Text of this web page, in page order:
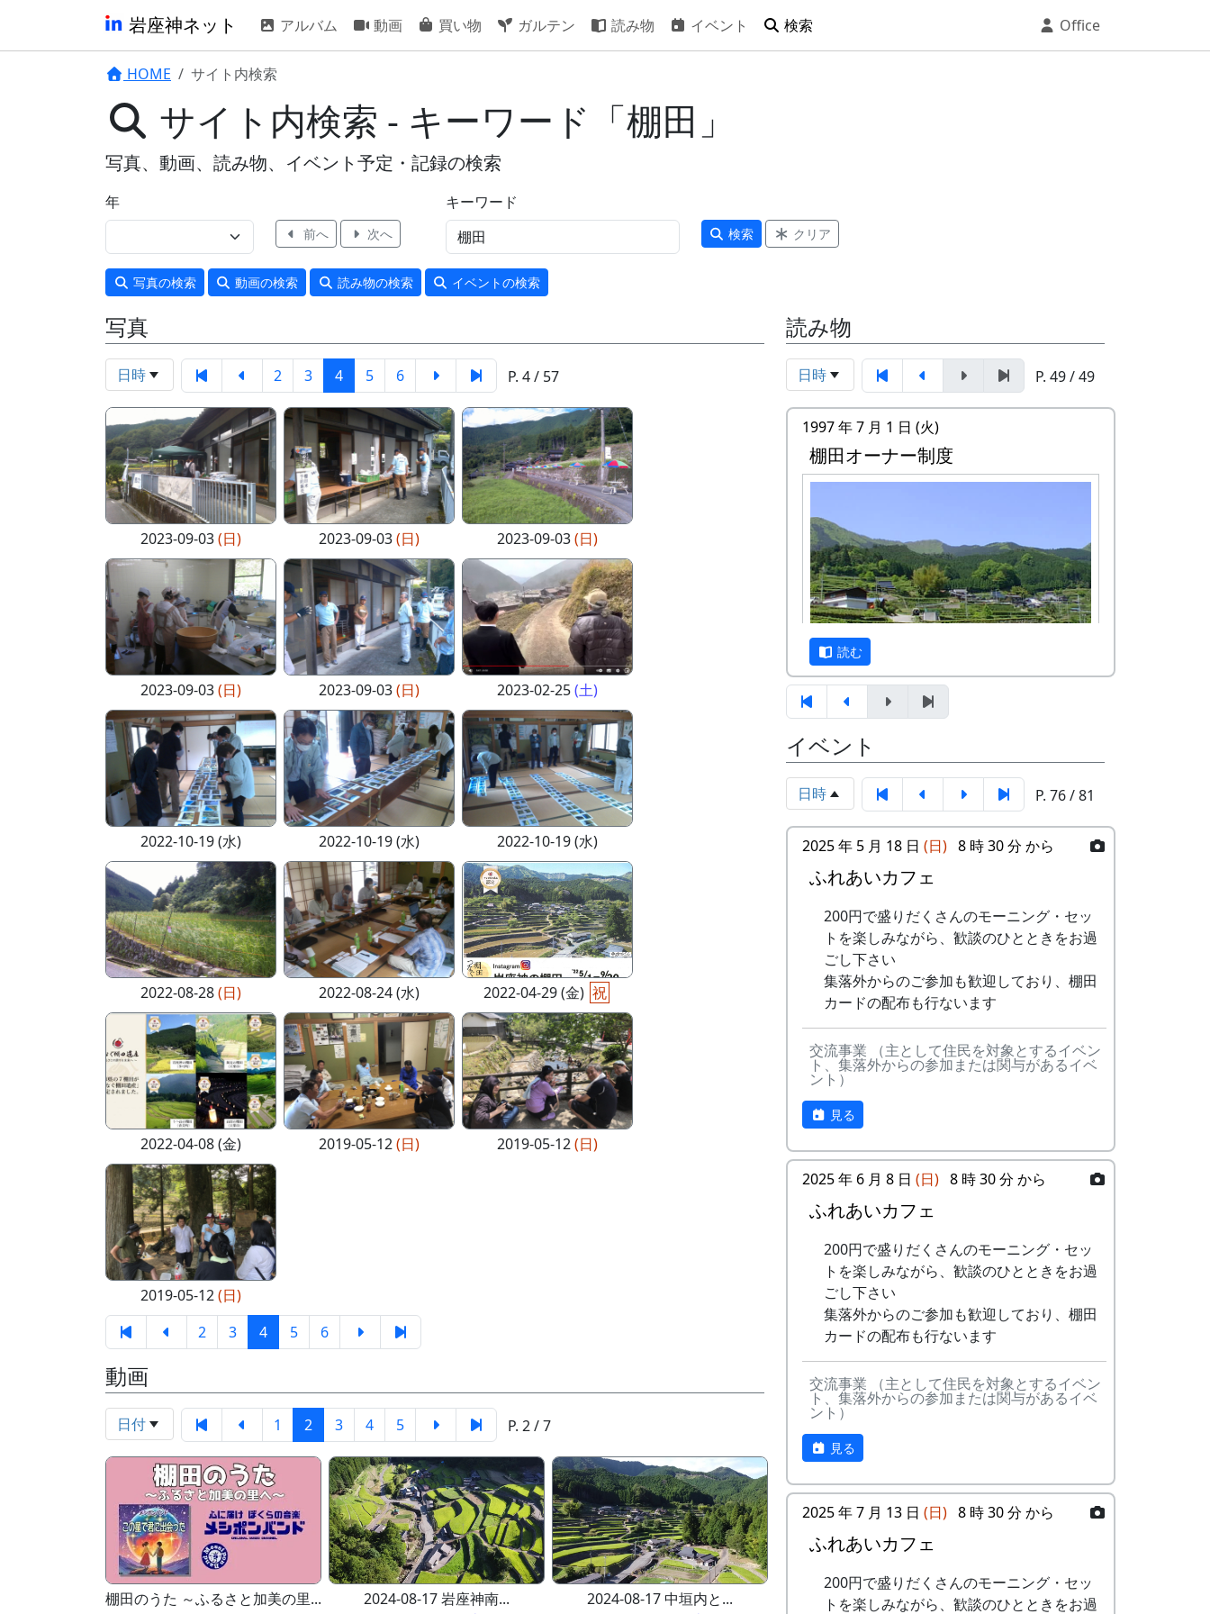
岩座神ネット アルバム 動画 買い物 ガルテン 読み物 イベント 検索 Office
HOME サイト内検索
サイト内検索 - キーワード「棚田」
写真、動画、読み物、イベント予定・記録の検索
年
前へ 次へ
キーワード
検索 クリア
写真の検索 動画の検索 読み物の検索 イベントの検索
写真
日時 2 3 4 5 6 P. 4 / 57
2023-09-03(日) 2023-09-03(日) 2023-09-03(日)
2023-09-03(日) 2023-09-03(日) 2023-02-25(土)
2022-10-19 (水) 2022-10-19 (水) 2022-10-19 (水)
2022-08-28(日) 2022-08-24 (水) 2022-04-29 (金) 祝
2022-04-08 (金) 2019-05-12(日) 2019-05-12(日)
2019-05-12(日)
2
3 4 5 6
動画
日付 1 2 3 4 5 P. 2 / 7
棚田のうた ～ふるさと加美の里...
2024-08-17 岩座神南...
2024-08-17 中垣内と...
読み物
日時 P. 49 / 49
1997 年 7 月 1 日 (火)
棚田オーナー制度
岩座神は「日本の棚田百選」にも選ばれた
棚田の村です。
1997年から岩座神では「棚田オーナー制
度」が始まりました。
「棚田」とはどんなものか、「棚田オーナ
ー制度」とはどういうものか、ちょっと見
ていって下さい。
※ 以下は、主として1997年に作成し、
1998年、1999年、2002年に若干の加筆を
行ったものです。
棚田オーナー制度とは
まじめに農業に取り組み、自然とふれあう
勇気を持ち、地域になじめる方または家族
に、単に米作りを楽しむだけでなく、美し
い景観を誇る岩座神地区をみんなで守って
いくことに積極的に協力してもらうために
集した。会費は5万円。
ピール」などの作文を含む申し込みアンケ
ートを書類選考し、10組が選ばれた。
特典として
一から十までプロの指導を受けて
低農薬栽培の米作りが体験でき、
収穫した米は全部持ち帰ることが
できる。
加美町の宿泊施設が安く利用でき
る。
田んぼに入って米を作る。
自然とまじめにつきあう。
地域の人たちになじみ、仲良くす
る。
地区の美しい景観を守るため、美
化活動に積極的に参加する。
読む
イベント
日時 P. 76 / 81
2025 年 5 月 18 日 (日) 8 時 30 分 から
ふれあいカフェ
200円で盛りだくさんのモーニング・セッ
トを楽しみながら、歓談のひとときをお過
ごし下さい
集落外からのご参加も歓迎しており、棚田
カードの配布も行ないます
交流事業 （主として住民を対象とするイベン
ト、集落外からの参加または関与があるイベ
ント）
見る
2025 年 6 月 8 日 (日) 8 時 30 分 から
ふれあいカフェ
200円で盛りだくさんのモーニング・セッ
トを楽しみながら、歓談のひとときをお過
ごし下さい
集落外からのご参加も歓迎しており、棚田
カードの配布も行ないます
交流事業 （主として住民を対象とするイベン
ト、集落外からの参加または関与があるイベ
ント）
見る
2025 年 7 月 13 日 (日) 8 時 30 分 から
ふれあいカフェ
200円で盛りだくさんのモーニング・セッ
トを楽しみながら、歓談のひとときをお過